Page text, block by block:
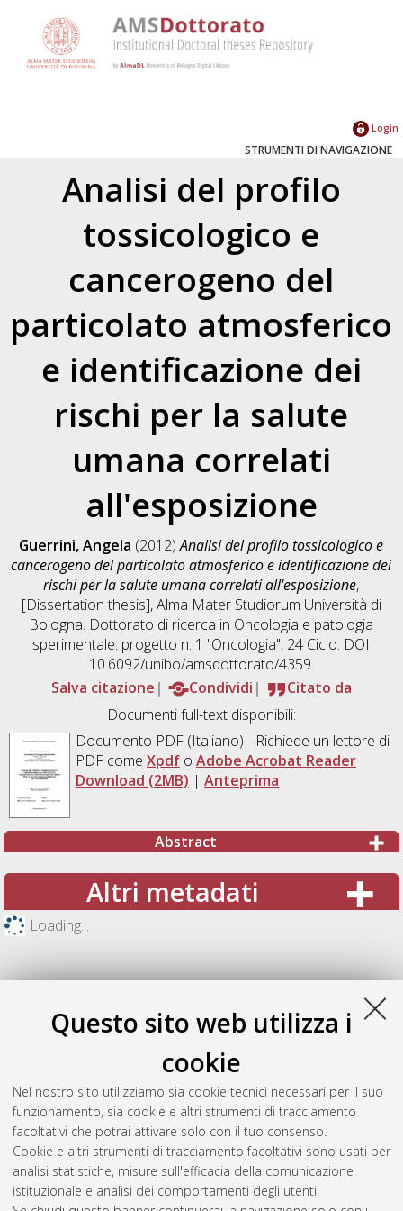
Questo sito web utilizza i
cookie
Nel nostro sito utilizziamo sia cookie tecnici necessari per il suo
funzionamento, sia cookie e altri strumenti di tracciamento
facoltativi che potrai attivare solo con il tuo consenso.
Cookie e altri strumenti di tracciamento facoltativi sono usati per
analisi statistiche, misure sull'efficacia della comunicazione
istituzionale e analisi dei comportamenti degli utenti.
Login
STRUMENTI DI NAVIGAZIONE
Analisi del profilo
tossicologico e
cancerogeno del
particolato atmosferico
e identificazione dei
rischi per la salute
umana correlati
all'esposizione
Guerrini, Angela (2012)Analisi del profilo tossicologico e
cancerogeno del particolato atmosferico e identificazione dei
rischi per la salute umana correlati all'esposizione,
[Dissertation thesis], Alma Mater Studiorum Università di
Bologna. Dottorato di ricerca in Oncologia e patologia
sperimentale: progetto n. 1 "Oncologia", 24 Ciclo. DOI
10.6092/unibo/amsdottorato/4359.
Salva citazione
Condividi
Citato da
Documenti full-text disponibili:
Documento PDF(Italiano) - Richiede un lettore di
PDF come Xpdfo Adobe Acrobat Reader
Download (2MB) | Anteprima
Abstract
Altri metadati
Loading...
Gestione del documento: